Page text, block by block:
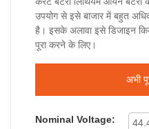
उपयोग से इसे बाजार में बहुत
है। इसके अलावा इसे डिजाइन
पूरा करने के लिए।
अभी
Nominal Voltage: